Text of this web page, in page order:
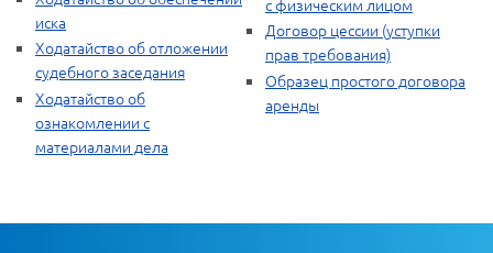
иска
Ходатайство об отложении
судебного заседания
Ходатайство об
ознакомлении с
материалами дела
Договор цессии (уступки
прав требования)
Образец простого договора
аренды